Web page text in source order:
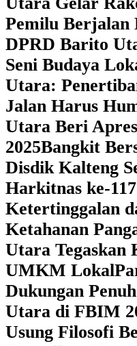
Pemilu Berjalan
DPRD Barito
Seni Budaya
Utara:
Jalan Harus
Utara Beri
2025‎Bangkit
Disdik Kalteng
Harkitnas ke-
Ketertinggalan
Ketahanan
Utara Tegaskan
UMKM Lokal
Dukungan
Utara di FBIM
Usung Filosofi